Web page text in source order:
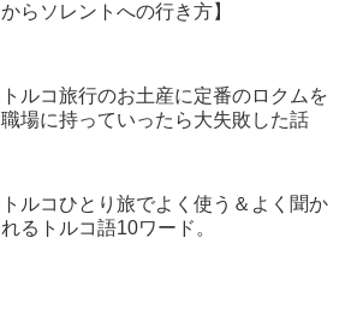
からソレントへの行き方】
トルコ旅行のお土産に定番のロクムを
職場に持っていったら大失敗した話
トルコひとり旅でよく使う＆よく聞か
れるトルコ語10ワード。